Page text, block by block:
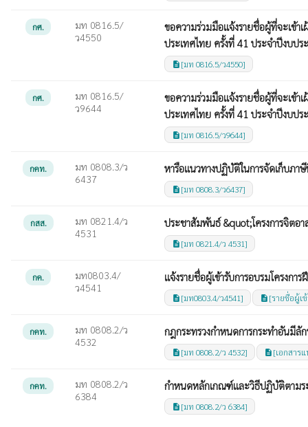
กศ.
มท 0816.5/
ว4550
ขอความร่วมมือแจ้งรายชื่อผู้ที่จะเข้า
ประเทศไทย ครั้งที่ 41 ประจำปีงบป
description [มท 0816.5/ว4550]
กศ.
มท 0816.5/
ว9644
ขอความร่วมมือแจ้งรายชื่อผู้ที่จะเข้า
ประเทศไทย ครั้งที่ 41 ประจำปีงบป
description [มท 0816.5/ว9644]
กคท.
มท 0808.3/ว
6437
หารือแนวทางปฏิบัติในการจัดเก็บภา
description [มท 0808.3/ว6437]
กสส.
มท 0821.4/ว
4531
ประชาสัมพันธ์ &quot;โครงการจิตอ
description [มท 0821.4/ว 4531]
กค.
มท0803.4/
ว4541
แจ้งรายชื่อผู้เข้ารับการอบรมโครงก
description [มท0803.4/ว4541] description [รายชื่อผู้เ
กคท.
มท 0808.2/ว
4532
กฎกระทรวงกำหนดการกระทำอันมีลั
description [มท 0808.2/ว 4532] description [เอกสาร
กคท.
มท 0808.2/ว
6384
กำหนดหลักเกณฑ์และวิธีปฏิบัติตามร
description [มท 0808.2/ว 6384]